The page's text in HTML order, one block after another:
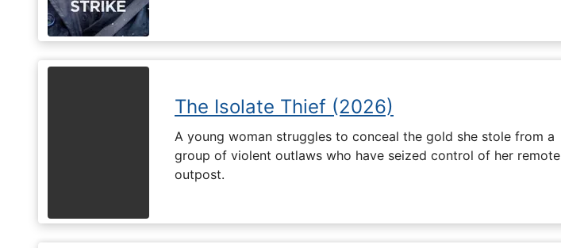
The Isolate Thief (2026)
A young woman struggles to conceal the gold she stole from a
group of violent outlaws who have seized control of her remote
outpost.